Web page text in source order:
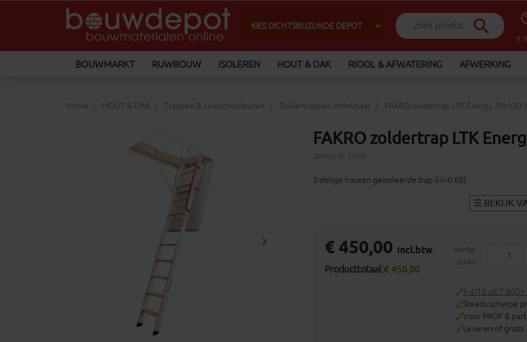
search
€
BOUWMARKT RUWBOUW ISOLEREN HOUT & DAK RIOOL & AFWATERING AFWERKING
Home HOUT & DAK Trappen & knieschotdeuren Zoldertrappen intrekbaar FAKRO zoldertrap LTK Energy
Volgende
keyboard_arrow_right
FAKRO zoldertrap LTK
(artikel ID: 2300)
3-delige houten geïsoleerde trap (U=0.68)
€ 450,00 incl.btw
Producttotaal:€ 450,00
aantal
stuks
-
9.4/10 uit 7.800+
Steeds scherpe
Voor PROF &
Leveren of gratis